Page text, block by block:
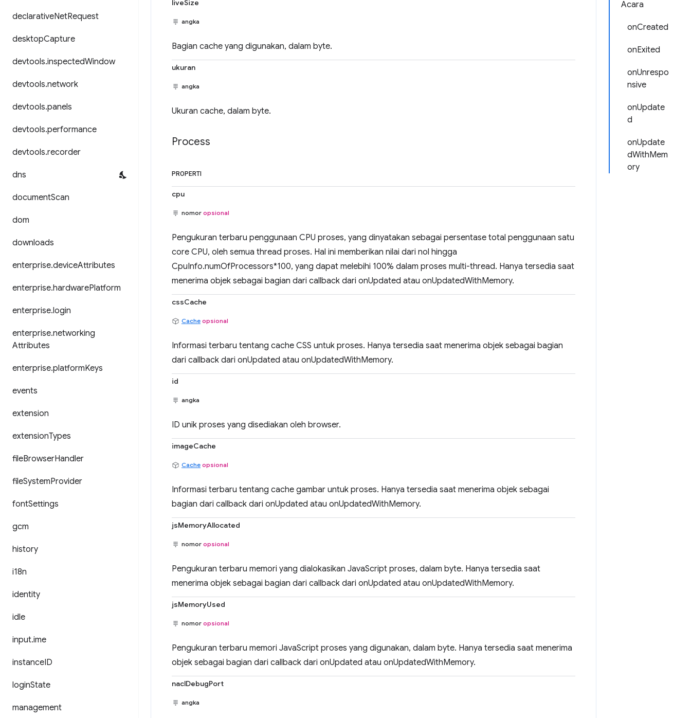
declarativeNetRequest
desktopCapture
devtools.inspectedWindow
devtools.network
devtools.panels
devtools.performance
devtools.recorder
dns
documentScan
dom
downloads
enterprise.deviceAttributes
enterprise.hardwarePlatform
enterprise.login
enterprise.networking
Attributes
enterprise.platformKeys
events
extension
extensionTypes
fileBrowserHandler
fileSystemProvider
fontSettings
gcm
history
i18n
identity
idle
input.ime
instanceID
loginState
management
Acara
onCreated
onExited
onUnrespo
nsive
onUpdate
d
onUpdate
dWithMem
ory
liveSize
angka
Bagian cache yang digunakan, dalam byte.
ukuran
angka
Ukuran cache, dalam byte.
Process
PROPERTI
cpu
nomor opsional
Pengukuran terbaru penggunaan CPU proses, yang dinyatakan sebagai persentase total penggunaan satu
core CPU, oleh semua thread proses. Hal ini memberikan nilai dari nol hingga
CpuInfo.numOfProcessors*100, yang dapat melebihi 100% dalam proses multi-thread. Hanya tersedia saat
menerima objek sebagai bagian dari callback dari onUpdated atau onUpdatedWithMemory.
cssCache
Cache opsional
Informasi terbaru tentang cache CSS untuk proses. Hanya tersedia saat menerima objek sebagai bagian
dari callback dari onUpdated atau onUpdatedWithMemory.
id
angka
ID unik proses yang disediakan oleh browser.
imageCache
Cache opsional
Informasi terbaru tentang cache gambar untuk proses. Hanya tersedia saat menerima objek sebagai
bagian dari callback dari onUpdated atau onUpdatedWithMemory.
jsMemoryAllocated
nomor opsional
Pengukuran terbaru memori yang dialokasikan JavaScript proses, dalam byte. Hanya tersedia saat
menerima objek sebagai bagian dari callback dari onUpdated atau onUpdatedWithMemory.
jsMemoryUsed
nomor opsional
Pengukuran terbaru memori JavaScript proses yang digunakan, dalam byte. Hanya tersedia saat menerima
objek sebagai bagian dari callback dari onUpdated atau onUpdatedWithMemory.
naclDebugPort
angka